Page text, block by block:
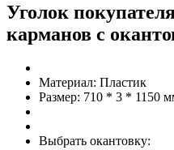
Уголок
карманов c
Материал: Пластик
Размер: 710 * 3 * 1150
Выбрать окантовку: